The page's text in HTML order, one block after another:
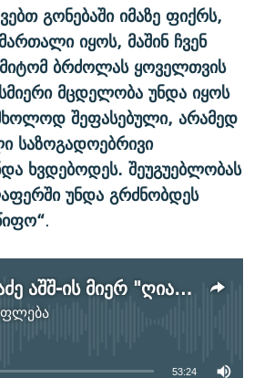
გონებაში იმაზე ფიქრს,
იყოს, მაშინ ჩვენ
ბრძოლას ყოველთვის
მცდელობა უნდა იყოს
შეფასებული, არამედ
საზოგადოებრივი
ხვდებოდეს. შეუგუებლობას
უნდა გრძნობდეს
.
თენგიზ ფხალაძე აშშ-ის მიერ "ღია ცის ხელშეკრულების" დატოვების გადაწყვეტილებასა და რეგიონის უსაფრთხოების გამოწვევებზე
source currently
53:24